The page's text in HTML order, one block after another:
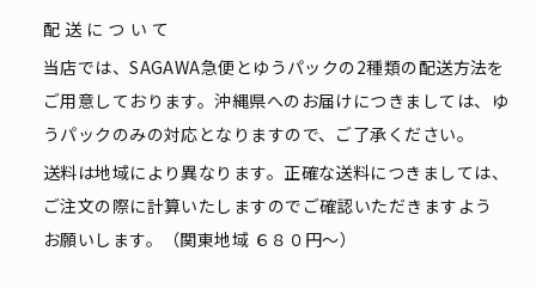
配送について
当店では、SAGAWA急便とゆうパックの2種類の配送方法を
ご用意しております。沖縄県へのお届けにつきましては、ゆ
うパックのみの対応となりますので、ご了承ください。
送料は地域により異なります。正確な送料につきましては、
ご注文の際に計算いたしますのでご確認いただきますよう
お願いします。（関東地域 ６８０円〜）